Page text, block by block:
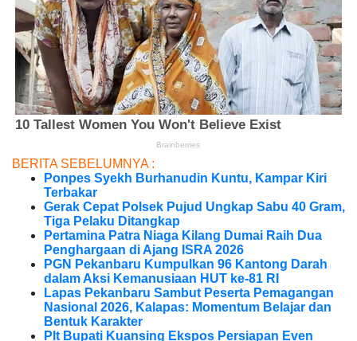
BERITA SEBELUMNYA :
Ponpes Syekh Burhanudin Kuntu, Kampar Kiri
Terbakar
Gerak Cepat Polsek Pujud Ungkap Sabu 40 Gram,
Tiga Pelaku Ditangkap
Pertamina Patra Niaga Kilang Dumai Raih Dua
Penghargaan di Ajang ISRA 2026
PGN Pekanbaru Kumpulkan 96 Kantong Darah
dalam Aksi Kemanusiaan HUT ke-81 RI
Lapas Pekanbaru Sambut Peserta Pemagangan
Nasional 2026, Kalapas: Momentum Belajar dan
Bentuk Karakter
Plt Bupati Kuansing Ekspos Persiapan Even